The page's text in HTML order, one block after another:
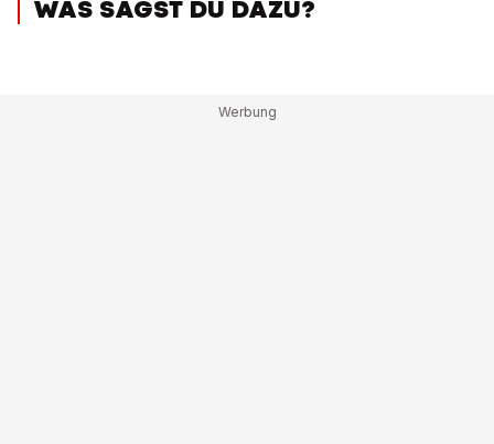
WAS SAGST DU DAZU?